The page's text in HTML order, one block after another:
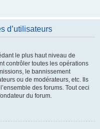
d’utilisateurs
le plus haut niveau de
contrôler toutes les opérations
le bannissement
ou de modérateurs, etc. Ils
des forums. Tout ceci
du forum.